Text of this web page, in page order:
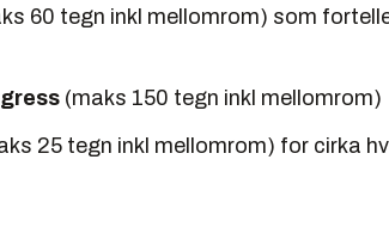
60 tegn inkl mellomrom) som
(maks 150 tegn inkl mellomrom)
25 tegn inkl mellomrom) for cirka